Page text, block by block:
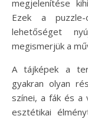
megjelenítése
Ezek a puzzle-
lehetőséget
megismerjük a
A tájképek a
gyakran olyan
színei, a fák és a
esztétikai